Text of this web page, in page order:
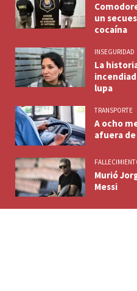
un
cocaína
INSEGURIDAD
La
lupa
TRANSPORTE
A ocho
afuera de
Murió
Messi